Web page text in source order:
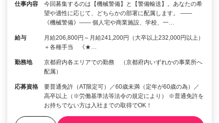
仕事内容
今回募集するのは【機械警備】と【警備輸送】。あなたの希
望や適性に応じて、どちらかの部署に配属します。 ――
《機械警備》―― 個人宅や商業施設、学校、一…
給与
月給206,800円～月給241,200円（大卒以上232,000円以上）
＋各種手当 《★…
勤務地
京都府内各エリアでの勤務 （京都府内いずれかの事業所へ
配属）
応募資格
要普通免許（AT限定可）／60歳未満（定年が60歳の為）／
高卒以上（※労働基準法等法令の規定により） ※普通免許を
お持ちでない方は入社までの取得でOK！